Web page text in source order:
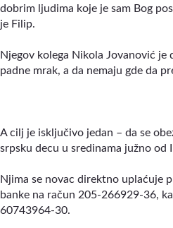
dobrim ljudima koje je sam Bog
je Filip.
Njegov kolega Nikola Jovanović je
padne mrak, a da nemaju gde da
A cilj je isključivo jedan – da se
srpsku decu u sredinama južno od
Njima se novac direktno uplaćuje
banke na račun 205-266929-36,
60743964-30.